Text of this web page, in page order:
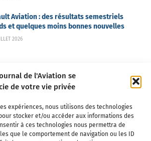
de l'Aviation se
de votre vie privée
expériences, nous utilisons des technologies
stocker et/ou accéder aux informations des
à ces technologies nous permettra de
que le comportement de navigation ou les ID
Aviation : des résultats semestriels
et quelques moins bonnes nouvelles
2026
? Nous contacter
Partenaires
Politique de confidentialité Cookies